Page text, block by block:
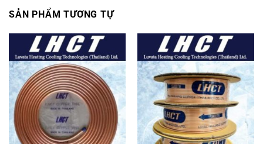
SẢN PHẨM TƯƠNG TỰ